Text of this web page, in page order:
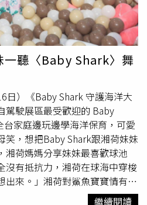
少粉絲。而另一版卡片內容則寫
in the whole wide world,
universe（妳是全世界我最愛的
，真摯童言童語讓林心如感動
感性發文表示，今年除了是自
林媽媽人生中的第50個母親
，才真正理解母愛最偉大的地
份永遠放不下的牽掛與不捨。
牽絆，擔憂與不捨，都是一輩
醒大家，愛與孝順不該只在節日
細節裡，也能讓媽媽感受到滿
，要記得對媽媽大聲說一句「我
1小時就吸引破萬網友按讚朝
豚太有才華了」、「卡片超感
一聽〈Baby Shark〉舞
日）《Baby Shark 守護海洋大
駕駛展區最受歡迎的 Baby
家庭邊玩邊學海洋保育，可愛
笑，想把Baby Shark跟湘荷妹妹
湘荷媽媽分享妹妹最喜歡球池
沒有抵抗力，湘荷在球海中穿梭
出來。」湘荷對鯊魚寶寶情有獨
Baby Shark〉時，湘荷更展現了
繼續閱讀